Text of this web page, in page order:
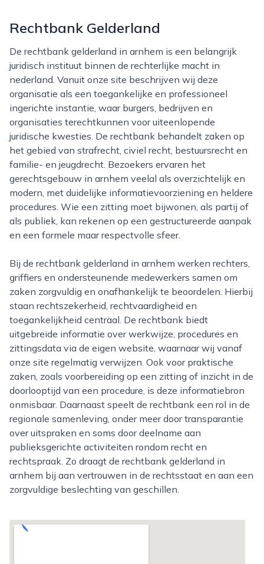
Rechtbank Gelderland
De rechtbank gelderland in arnhem is een belangrijk
juridisch instituut binnen de rechterlijke macht in
nederland. Vanuit onze site beschrijven wij deze
organisatie als een toegankelijke en professioneel
ingerichte instantie, waar burgers, bedrijven en
organisaties terechtkunnen voor uiteenlopende
juridische kwesties. De rechtbank behandelt zaken op
het gebied van strafrecht, civiel recht, bestuursrecht en
familie- en jeugdrecht. Bezoekers ervaren het
gerechtsgebouw in arnhem veelal als overzichtelijk en
modern, met duidelijke informatievoorziening en heldere
procedures. Wie een zitting moet bijwonen, als partij of
als publiek, kan rekenen op een gestructureerde aanpak
en een formele maar respectvolle sfeer.
Bij de rechtbank gelderland in arnhem werken rechters,
griffiers en ondersteunende medewerkers samen om
zaken zorgvuldig en onafhankelijk te beoordelen. Hierbij
staan rechtszekerheid, rechtvaardigheid en
toegankelijkheid centraal. De rechtbank biedt
uitgebreide informatie over werkwijze, procedures en
zittingsdata via de eigen website, waarnaar wij vanaf
onze site regelmatig verwijzen. Ook voor praktische
zaken, zoals voorbereiding op een zitting of inzicht in de
doorlooptijd van een procedure, is deze informatiebron
onmisbaar. Daarnaast speelt de rechtbank een rol in de
regionale samenleving, onder meer door transparantie
over uitspraken en soms door deelname aan
publieksgerichte activiteiten rondom recht en
rechtspraak. Zo draagt de rechtbank gelderland in
arnhem bij aan vertrouwen in de rechtsstaat en aan een
zorgvuldige beslechting van geschillen.